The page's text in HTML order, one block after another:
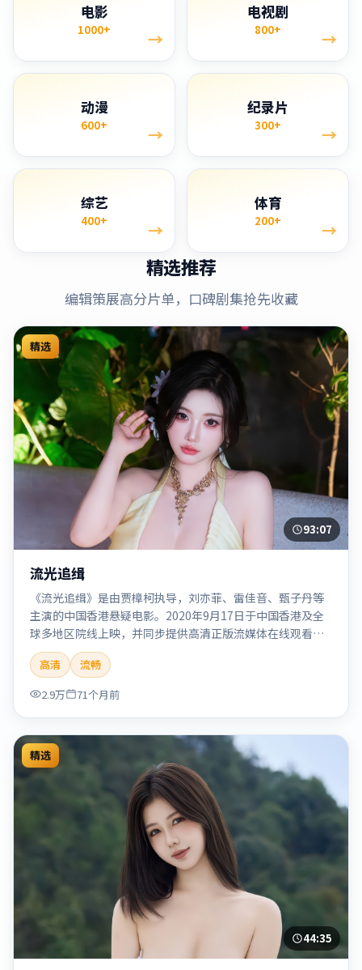
电影
1000+ →
电视剧
800+ →
动漫
600+ →
纪录片
300+ →
综艺
400+ →
体育
200+ →
精选推荐
编辑策展高分片单，口碑剧集抢先收藏
精选
93:07
流光追缉
《流光追缉》是由贾樟柯执导，刘亦菲、雷佳音、甄子丹等
主演的中国香港悬疑电影。2020年9月17日于中国香港及全
球多地区院线上映，并同步提供高清正版流媒体在线观看。
剧情与看点：悬念层层推进，线索相互勾连，结局出人意
料，适合推理爱好者。本片适合检索「流光追缉」「贾樟
柯」「悬疑」「中国香港」「2020」「2020-09-17上映」等
关键词的影迷阅读简介与主创信息。
高清
流畅
2.9万
71个月前
精选
44:35